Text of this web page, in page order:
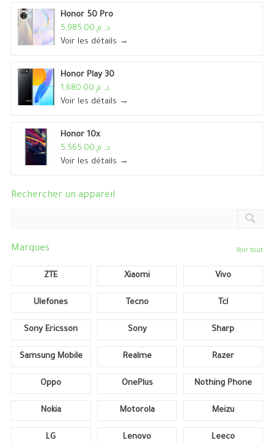
Honor 50 Pro
د. م.5,985.00
Voir les détails →
Honor Play 30
د. م.1,680.00
Voir les détails →
Honor 10x
د. م.5,565.00
Voir les détails →
Rechercher un appareil
Marques Voir tout
ZTE Xiaomi Vivo
Ulefones Tecno Tcl
Sony Ericsson Sony Sharp
Samsung Mobile Realme Razer
Oppo OnePlus Nothing Phone
Nokia Motorola Meizu
LG Lenovo Leeco